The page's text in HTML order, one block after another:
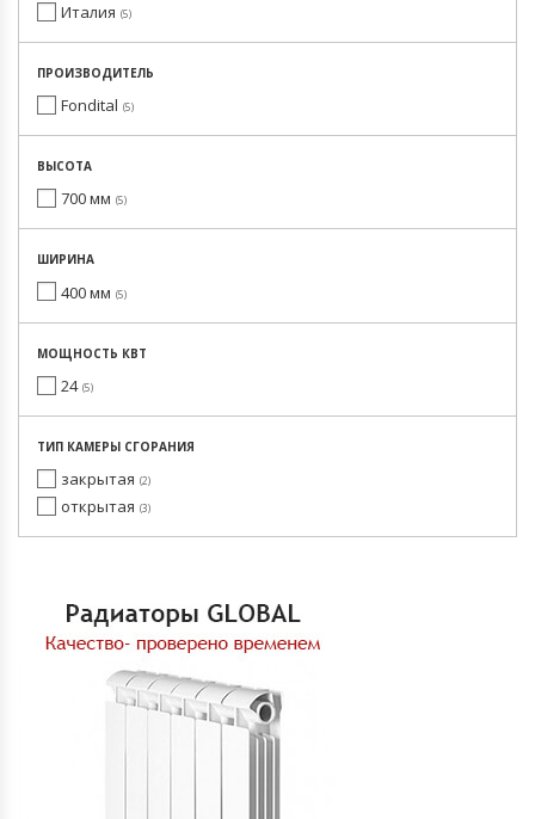
Италия 5
ПРОИЗВОДИТЕЛЬ
Fondital 5
ВЫСОТА
700 мм 5
ШИРИНА
400 мм 5
МОЩНОСТЬ КВТ
24 5
ТИП КАМЕРЫ СГОРАНИЯ
закрытая 2
открытая 3